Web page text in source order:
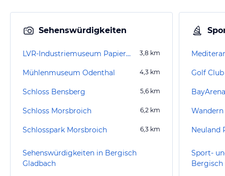
Sehenswürdigkeiten
LVR-Industriemuseum Papiermühle Alte Dombach 3,8 km
Mühlenmuseum Odenthal 4,3 km
Schloss Bensberg 5,6 km
Schloss Morsbroich 6,2 km
Schlosspark Morsbroich 6,3 km
Sehenswürdigkeiten in Bergisch
Gladbach
Golf Club
Neuland
Sport-
Bergisch